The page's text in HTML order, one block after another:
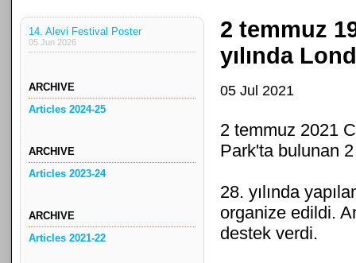
14. Alevi Festival Poster
05 Jun 2026
ARCHIVE
Articles 2024-25
ARCHIVE
Articles 2023-24
ARCHIVE
Articles 2021-22
2 temmuz
yılında
05 Jul 2021
2 temmuz 2021
Park'ta bulunan 2
28. yılında
organize edildi.
destek verdi.